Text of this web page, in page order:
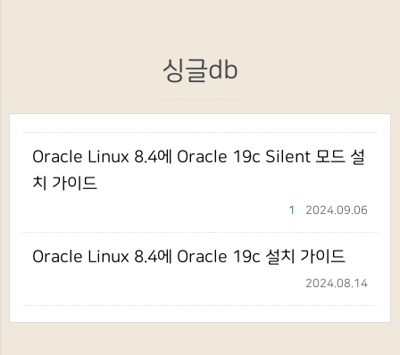
싱글db
Oracle Linux 8.4에 Oracle 19c Silent 모드 설
치 가이드
2024.09.06
1
Oracle Linux 8.4에 Oracle 19c 설치 가이드
2024.08.14